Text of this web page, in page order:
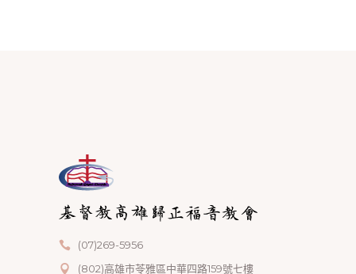
(07)269-5956
(802)高雄市苓雅區中華四路159號七樓